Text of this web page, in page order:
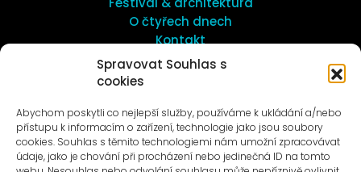
Spravovat Souhlas s
cookies
Abychom poskytli co nejlepší služby, používáme k ukládání a/nebo
přístupu k informacím o zařízení, technologie jako jsou soubory
cookies. Souhlas s těmito technologiemi nám umožní zpracovávat
údaje, jako je chování při procházení nebo jedinečná ID na tomto
O čtyřech dnech
Kontakt
O umění v Motole